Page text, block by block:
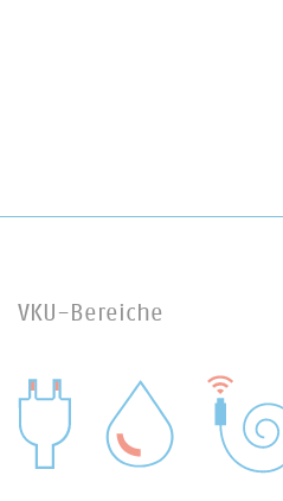
VKU-Bereiche
WASSER/ABWASSER